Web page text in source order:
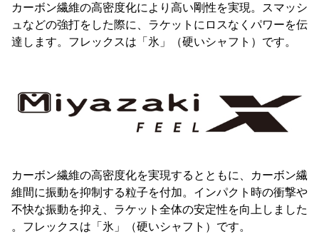
カーボン繊維の高密度化により高い剛性を実現。スマッシ
ュなどの強打をした際に、ラケットにロスなくパワーを伝
達します。フレックスは「氷」（硬いシャフト）です。
カーボン繊維の高密度化を実現するとともに、カーボン繊
維間に振動を抑制する粒子を付加。インパクト時の衝撃や
不快な振動を抑え、ラケット全体の安定性を向上しました
。フレックスは「氷」（硬いシャフト）です。